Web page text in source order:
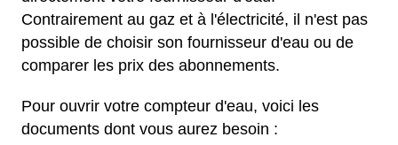
Contrairement au gaz et à l'électricité, il n'est pas
possible de choisir son fournisseur d'eau ou de
comparer les prix des abonnements.
Pour ouvrir votre compteur d'eau, voici les
documents dont vous aurez besoin :